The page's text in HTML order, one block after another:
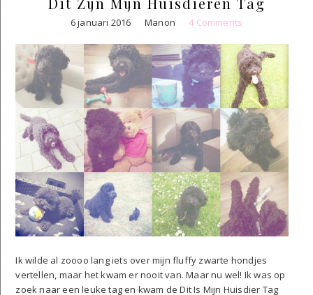
6 januari 2016 Manon 4 Comments
Ik wilde al zoooo lang iets over mijn fluffy zwarte hondjes
vertellen, maar het kwam er nooit van. Maar nu wel! Ik was op
zoek naar een leuke tag en kwam de Dit Is Mijn Huisdier Tag